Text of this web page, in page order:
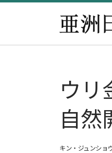
ウリ
自然
キン・ジュンショ